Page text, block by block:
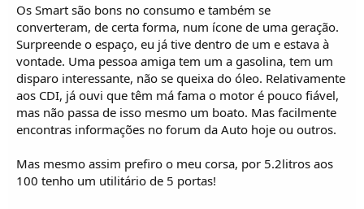
Os Smart são bons no consumo e também se
converteram, de certa forma, num ícone de uma geração.
Surpreende o espaço, eu já tive dentro de um e estava à
vontade. Uma pessoa amiga tem um a gasolina, tem um
disparo interessante, não se queixa do óleo. Relativamente
aos CDI, já ouvi que têm má fama o motor é pouco fiável,
mas não passa de isso mesmo um boato. Mas facilmente
encontras informações no forum da Auto hoje ou outros.
Mas mesmo assim prefiro o meu corsa, por 5.2litros aos
100 tenho um utilitário de 5 portas!